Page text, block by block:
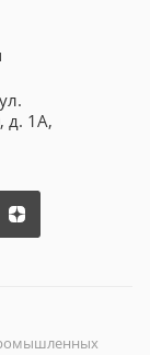
д. 1А,